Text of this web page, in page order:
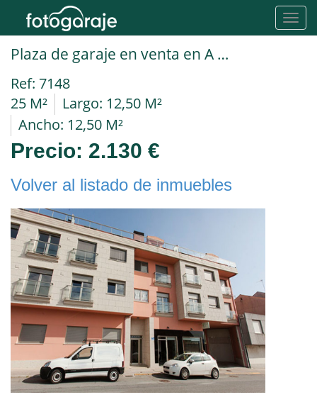
Plaza de garaje en venta en A Coruña Carral
Ref: 7148
25 M²
Largo: 12,50 M²
Ancho: 12,50 M²
Precio: 2.130 €
Volver al listado de inmuebles